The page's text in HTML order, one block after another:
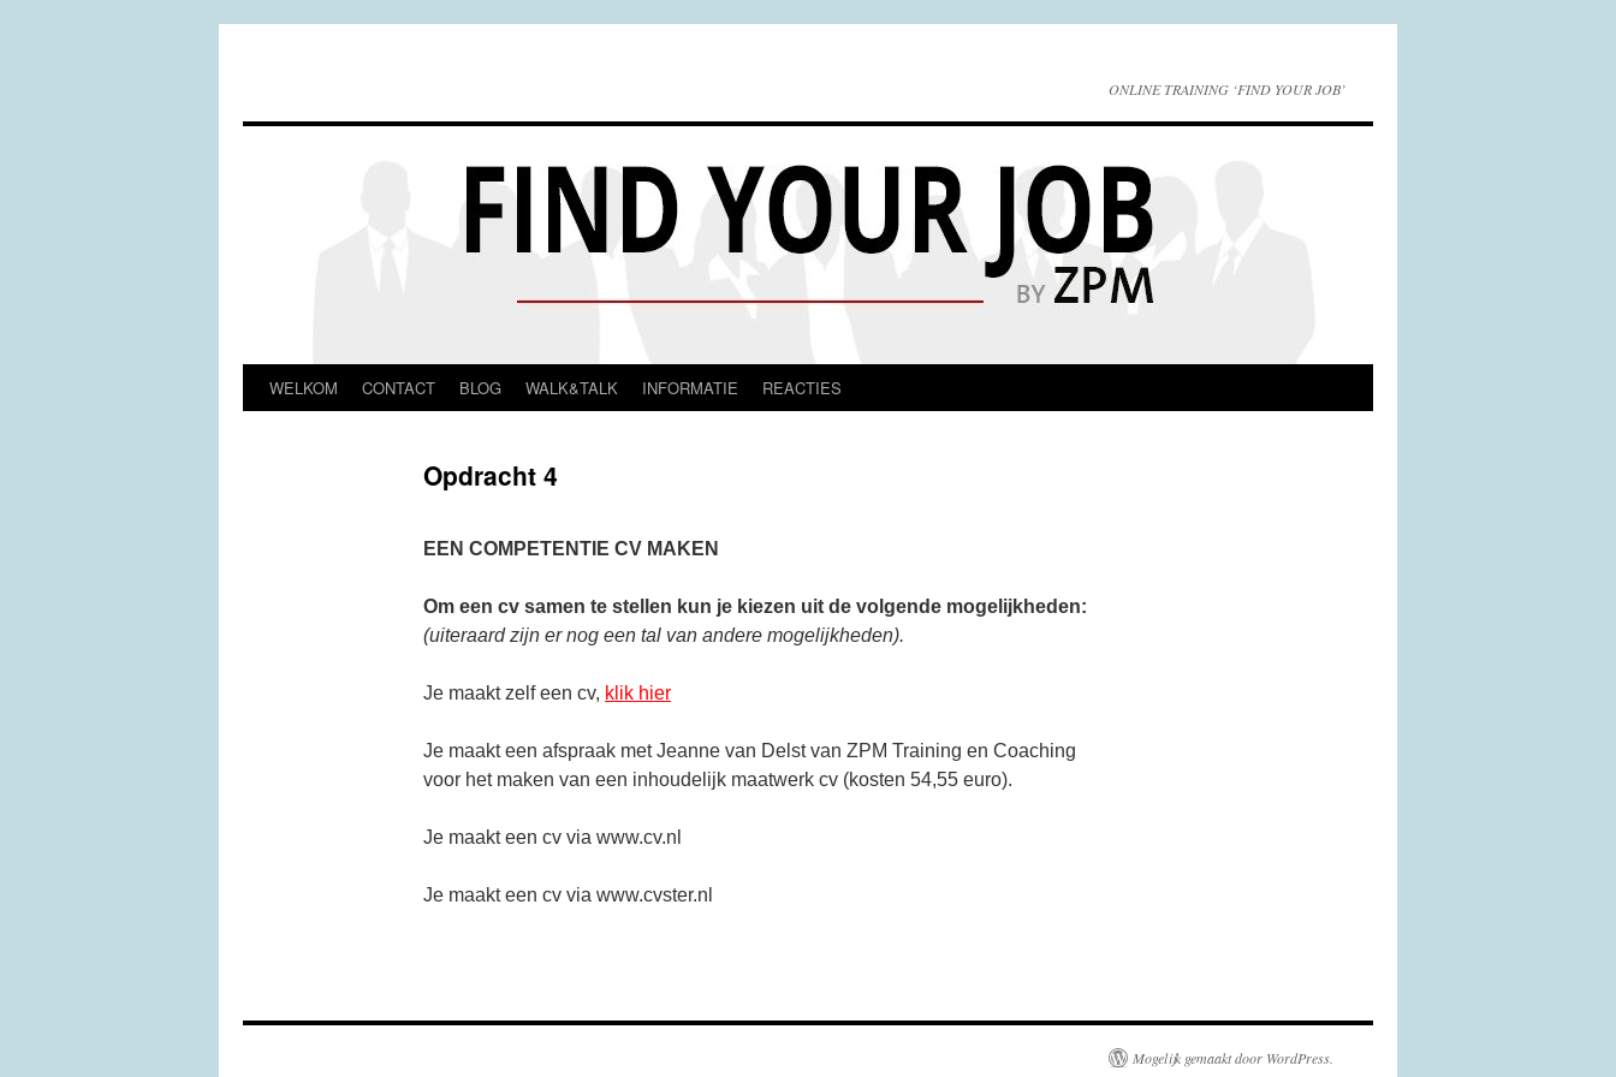
ONLINE TRAINING ‘FIND YOUR JOB’
Spring
WELKOM CONTACT BLOG WALK&TALK INFORMATIE REACTIES
Opdracht 4
EEN COMPETENTIE CV MAKEN
Om een cv samen te stellen kun je kiezen uit de volgende mogelijkheden:
(uiteraard zijn er nog een tal van andere mogelijkheden).
Je maakt zelf een cv, klik hier
Je maakt een afspraak met Jeanne van Delst van ZPM Training en Coaching
voor het maken van een inhoudelijk maatwerk cv (kosten 54,55 euro).
Je maakt een cv via www.cv.nl
Je maakt een cv via www.cvster.nl
Mogelijk gemaakt door WordPress.